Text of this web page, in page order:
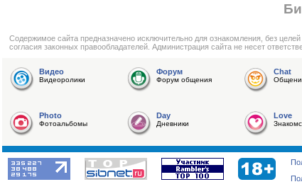
Cодержимое сайта предназначено исключительно для ознакомления, без
согласия законных правообладателей. Администрация сайта не несет
Видео
Видеоролики
Форум
Форум общения
Chat
Photo
Фотоальбомы
Day
Дневники
Love